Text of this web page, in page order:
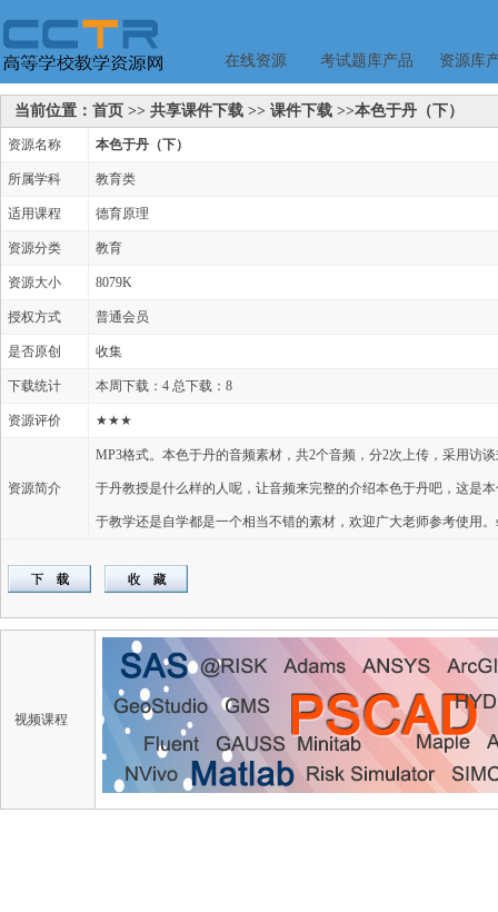
在线资源 考试题库产品 资源库
当前位置：首页 >> 共享课件下载 >> 课件下载 >>本色于丹（下）
资源名称 本色于丹（下）
所属学科 教育类
适用课程 德育原理
资源分类 教育
资源大小 8079K
授权方式 普通会员
是否原创 收集
下载统计 本周下载：4 总下载：8
资源评价 ★★★
资源简介
MP3格式。本色于丹的音频素材，共2个音频，分2次上传，采用访
于丹教授是什么样的人呢，让音频来完整的介绍本色于丹吧，这是
于教学还是自学都是一个相当不错的素材，欢迎广大老师参考使用。
视频课程